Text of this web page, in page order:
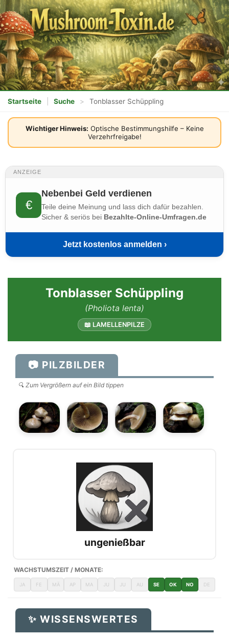
Startseite Suche > Tonblasser Schüppling
Wichtiger Hinweis: Optische Bestimmungshilfe – Keine
Verzehrfreigabe!
ANZEIGE
€
Nebenbei Geld verdienen
Teile deine Meinung und lass dich dafür bezahlen.
Sicher & seriös bei Bezahlte-Online-Umfragen.de
Jetzt kostenlos anmelden ›
Tonblasser Schüppling
(Pholiota lenta)
📖 LAMELLENPILZE
📷 PILZBILDER
🔍 Zum Vergrößern auf ein Bild tippen
ungenießbar
WACHSTUMSZEIT / MONATE:
JA FE MÄ AP MA JU JU AU SE OK NO DE
✨ WISSENSWERTES